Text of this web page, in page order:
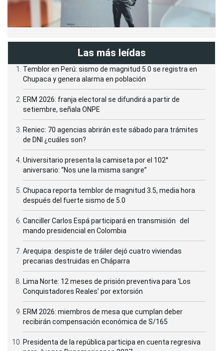
Las más leídas
Temblor en Perú: sismo de magnitud 5.0 se registra en
Chupaca y genera alarma en población
ERM 2026: franja electoral se difundirá a partir de
setiembre, señala ONPE
Reniec: 70 agencias abrirán este sábado para trámites
de DNI ¿cuáles son?
Universitario presenta la camiseta por el 102°
aniversario: “Nos une la misma sangre”
Chupaca reporta temblor de magnitud 3.5, media hora
después del fuerte sismo de 5.0
Canciller Carlos Espá participará en transmisión del
mando presidencial en Colombia
Arequipa: despiste de tráiler dejó cuatro viviendas
precarias destruidas en Cháparra
Lima Norte: 12 meses de prisión preventiva para ‘Los
Conquistadores Reales’ por extorsión
ERM 2026: miembros de mesa que cumplan deber
recibirán compensación económica de S/165
Presidenta de la república participa en cuenta regresiva